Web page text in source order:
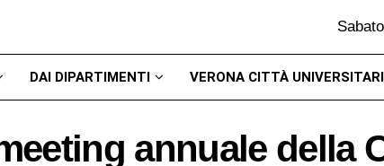
DAI DIPARTIMENTI VERONA CITTÀ
annuale della